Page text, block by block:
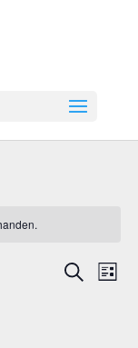
SucheListe